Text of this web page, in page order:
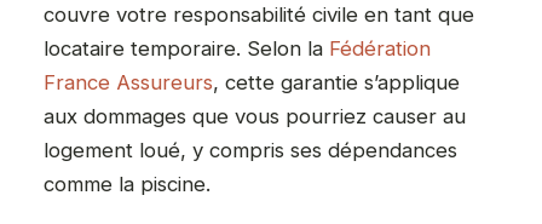
couvre votre responsabilité civile en tant que
locataire temporaire. Selon la Fédération
France Assureurs, cette garantie s’applique
aux dommages que vous pourriez causer au
logement loué, y compris ses dépendances
comme la piscine.